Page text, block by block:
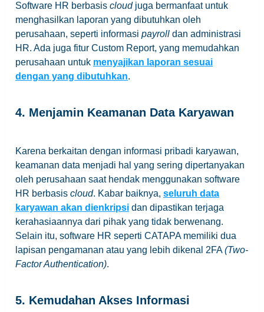
Software HR berbasis cloudjuga bermanfaat untuk
menghasilkan laporan yang dibutuhkan oleh
perusahaan, seperti informasi payroll dan administrasi
HR. Ada juga fitur Custom Report, yang memudahkan
perusahaan untuk menyajikan laporan sesuai
dengan yang dibutuhkan.
4. Menjamin Keamanan Data Karyawan
Karena berkaitan dengan informasi pribadi karyawan,
keamanan data menjadi hal yang sering dipertanyakan
oleh perusahaan saat hendak menggunakan software
HR berbasis cloud. Kabar baiknya, seluruh data
karyawan akan dienkripsi dan dipastikan terjaga
kerahasiaannya dari pihak yang tidak berwenang.
Selain itu, software HR seperti CATAPA memiliki dua
lapisan pengamanan atau yang lebih dikenal 2FA(Two-
Factor Authentication).
5. Kemudahan Akses Informasi